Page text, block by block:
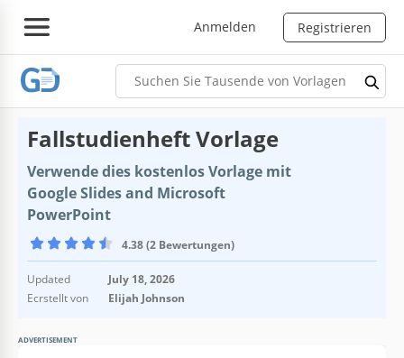
Anmelden Registrieren
Fallstudienheft Vorlage
Verwende dies kostenlos Vorlage mit
Google Slides and Microsoft
PowerPoint
4.38 (2 Bewertungen)
Updated
July 18, 2026
Ecrstellt von
Elijah Johnson
ADVERTISEMENT